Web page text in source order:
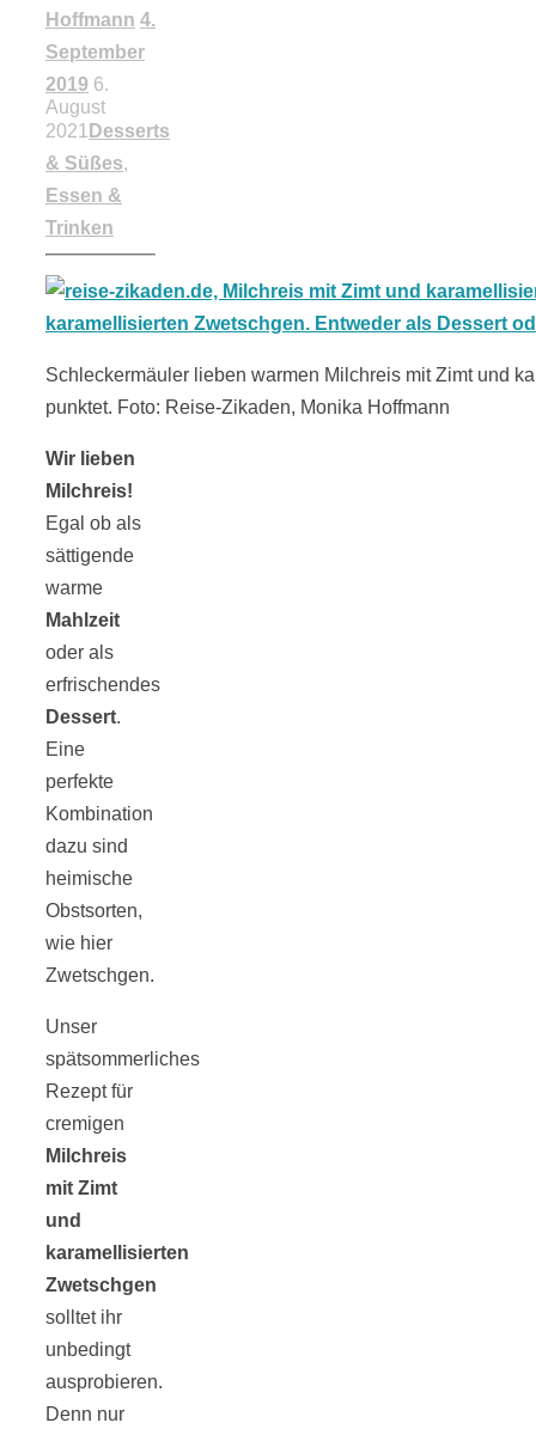
Hoffmann 4.
September
2019 6.
August
2021 Desserts
& Süßes,
Essen &
Trinken
Schleckermäuler lieben warmen Milchreis mit Zimt und
punktet. Foto: Reise-Zikaden, Monika Hoffmann
Wir lieben
Milchreis!
Egal ob als
sättigende
warme
Mahlzeit
oder als
erfrischendes
Dessert.
Eine
perfekte
Kombination
dazu sind
heimische
Obstsorten,
wie hier
Zwetschgen.
Unser
spätsommerliches
Rezept für
cremigen
Milchreis
mit Zimt
und
karamellisierten
Zwetschgen
solltet ihr
unbedingt
ausprobieren.
Denn nur